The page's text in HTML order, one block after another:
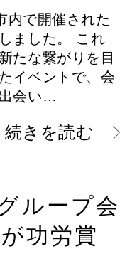
内で開催された
ました。 これ
たな繋がりを目
イベントで、会
会い…
続きを読む
ループ会
功労賞